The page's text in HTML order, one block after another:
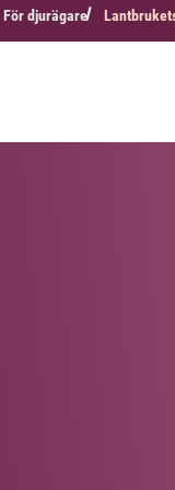
För djurägare